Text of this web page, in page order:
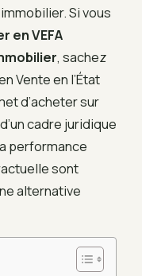
Si vous
en VEFA
, sachez
Vente en l’État
d’acheter sur
cadre juridique
performance
sont
alternative